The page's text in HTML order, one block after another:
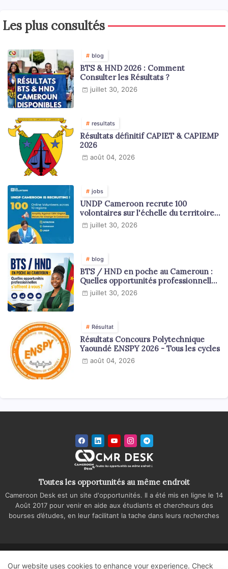
Les plus consultés
blog
BTS & HND 2026 : Comment
Consulter les Résultats ?
juillet 30, 2026
resultats
Résultats définitif CAPIET & CAPIEMP
2026
août 04, 2026
jobs
UNDP Cameroon recrute 100
volontaires sur l'échelle du territoire
national
juillet 30, 2026
blog
BTS / HND en poche au Cameroun :
Quelles opportunités professionnelles
s'offrent à vous ?
juillet 30, 2026
Résultat
Résultats Concours Polytechnique
Yaoundé ENSPY 2026 - Tous les cycles
août 04, 2026
Toutes les opportunités au même endroit
Cameroon Desk est un site d'opportunités. Il a été mis en ligne le 14
Août 2017 pour venir en aide aux étudiants et chercheurs des
bourses d’études, en leur facilitant la tache dans leurs recherches
Our website uses cookies to enhance your experience. Check